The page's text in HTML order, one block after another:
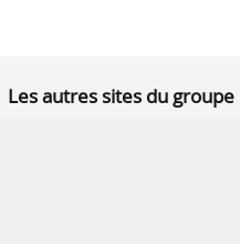
Les autres sites du groupe